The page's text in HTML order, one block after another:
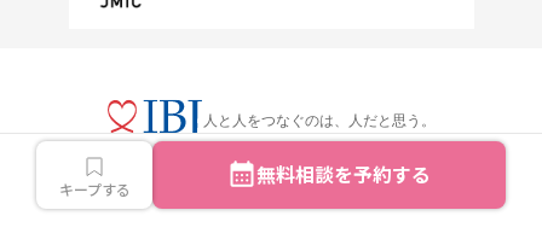
キープする 無料相談を予約する
人と人をつなぐのは、人だと思う。